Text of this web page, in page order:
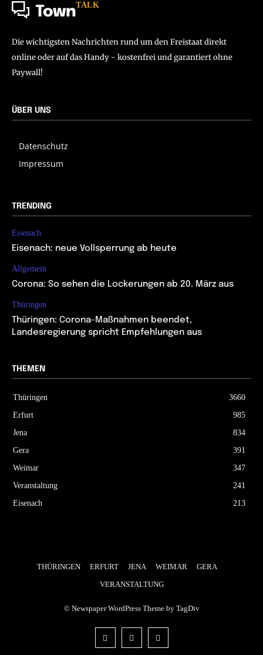
TownTALK
Die wichtigsten Nachrichten rund um den Freistaat direkt
online oder auf das Handy - kostenfrei und garantiert ohne
Paywall!
ÜBER UNS
Datenschutz
Impressum
TRENDING
Eisenach
Eisenach: neue Vollsperrung ab heute
Allgemein
Corona: So sehen die Lockerungen ab 20. März aus
Thüringen
Thüringen: Corona-Maßnahmen beendet,
Landesregierung spricht Empfehlungen aus
THEMEN
Thüringen
3660
Erfurt
985
Jena
834
Gera
391
Weimar
347
Veranstaltung
241
Eisenach
213
THÜRINGEN ERFURT JENA WEIMAR
GERA
VERANSTALTUNG
© Newspaper WordPress Theme by TagDiv